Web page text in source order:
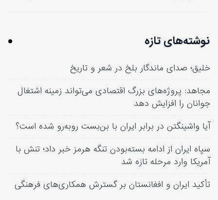
نوشته‌های تازه
خلیق؛ صدای ماندگار بلخ در شعر و تاریخ
مجاهد: پروژه‌های بزرگ اقتصادی می‌تواند زمینه اشتغال
جوانان را افزایش دهد
آیا واشینگتن در برابر ایران با بن‌بست روبه‌رو شده است؟
سپاه ایران از ادامه بسته‌بودن تنگه هرمز خبر داد؛ تنش با
آمریکا وارد مرحله تازه شد
تأکید ایران و افغانستان بر گسترش همکاری‌های فرهنگی